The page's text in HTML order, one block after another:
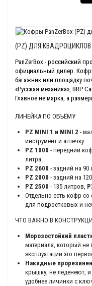
(PZ) ДЛЯ КВАДРОЦИКЛОВ
PanZerBox - российский
официальный дилер.
багажник или площадку
«Русская механика», BRP
Главное не марка, а
ЛИНЕЙКА ПО ОБЪЁМУ
PZ MINI 1 и MINI 2 -
инструмент и аптечку.
PZ 1000 - передний
литра.
PZ 2600 - задний на
PZ 2000 - задний на
PZ 2500 - 135 литров,
Отдельно есть кофр со
для подростковых и
ЧТО ВАЖНО В
Морозостойкий
материала, который не
эксплуатации это
Накидные
крышку, не леденеют, и
удобнее личинки с